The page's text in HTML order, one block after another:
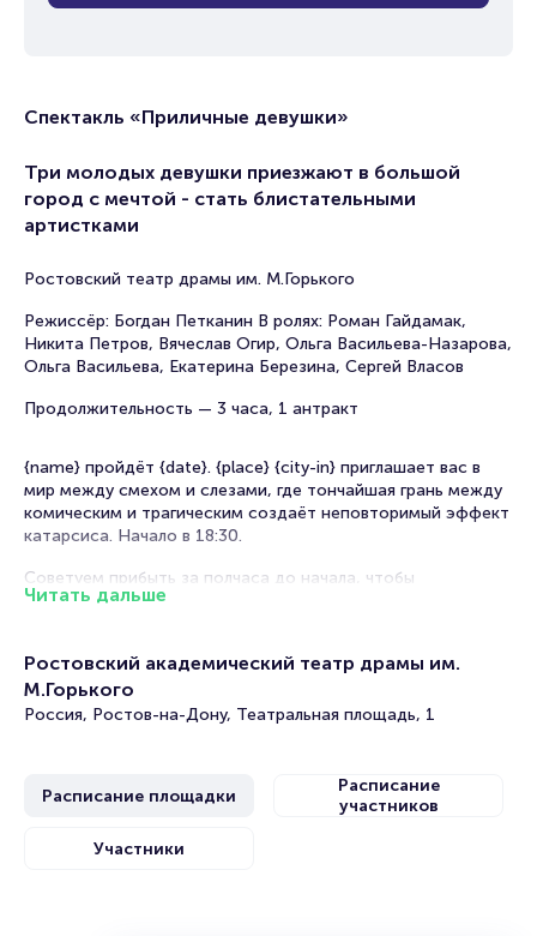
Спектакль «Приличные девушки»
Три молодых девушки приезжают в большой
город с мечтой - стать блистательными
артистками
Ростовский театр драмы им. М.Горького
Режиссёр: Богдан Петканин В ролях: Роман Гайдамак,
Никита Петров, Вячеслав Огир, Ольга Васильева-Назарова,
Ольга Васильева, Екатерина Березина, Сергей Власов
Продолжительность — 3 часа, 1 антракт
{name} пройдёт {date}. {place} {city-in} приглашает вас в
мир между смехом и слезами, где тончайшая грань между
комическим и трагическим создаёт неповторимый эффект
катарсиса. Начало в 18:30.
Советуем прибыть за полчаса до начала, чтобы
познакомиться с архитектурными особенностями театра и
Рекомендации по выбору мест в зале
Партер — идеальная позиция для восприятия
Бельэтаж — гармоничное сочетание приемлемой цены и
качественного обзора для полноценного погружения в
Балкон — экономичное решение, позволяющее оценить
Читать дальше
Ростовский академический театр драмы им.
М.Горького
Россия, Ростов-на-Дону, Театральная площадь, 1
Расписание площадки
Расписание
участников
Участники